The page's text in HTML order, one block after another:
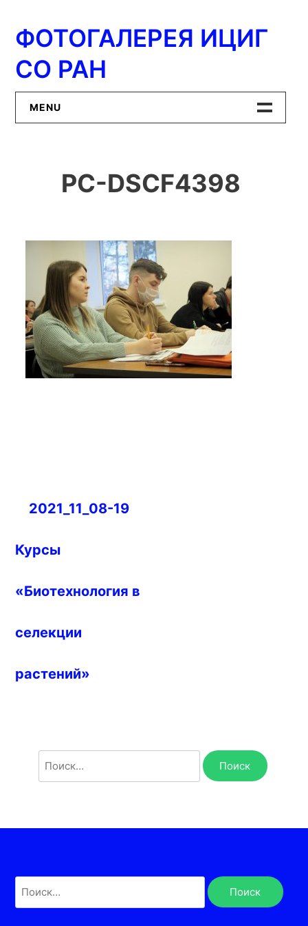
содержимому
ФОТОГАЛЕРЕЯ ИЦИГ
СО РАН
MENU
ИЦиГ СО РАН
PC-DSCF4398
Навигация
записям
2021_11_08-19
Курсы
«Биотехнология в
селекции
растений»
Найти: